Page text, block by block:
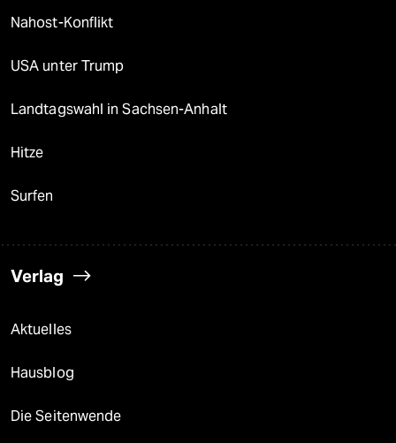
Nahost-Konflikt
USA unter Trump
Landtagswahl in Sachsen-Anhalt
Hitze
Surfen
Verlag
Aktuelles
Hausblog
Die Seitenwende